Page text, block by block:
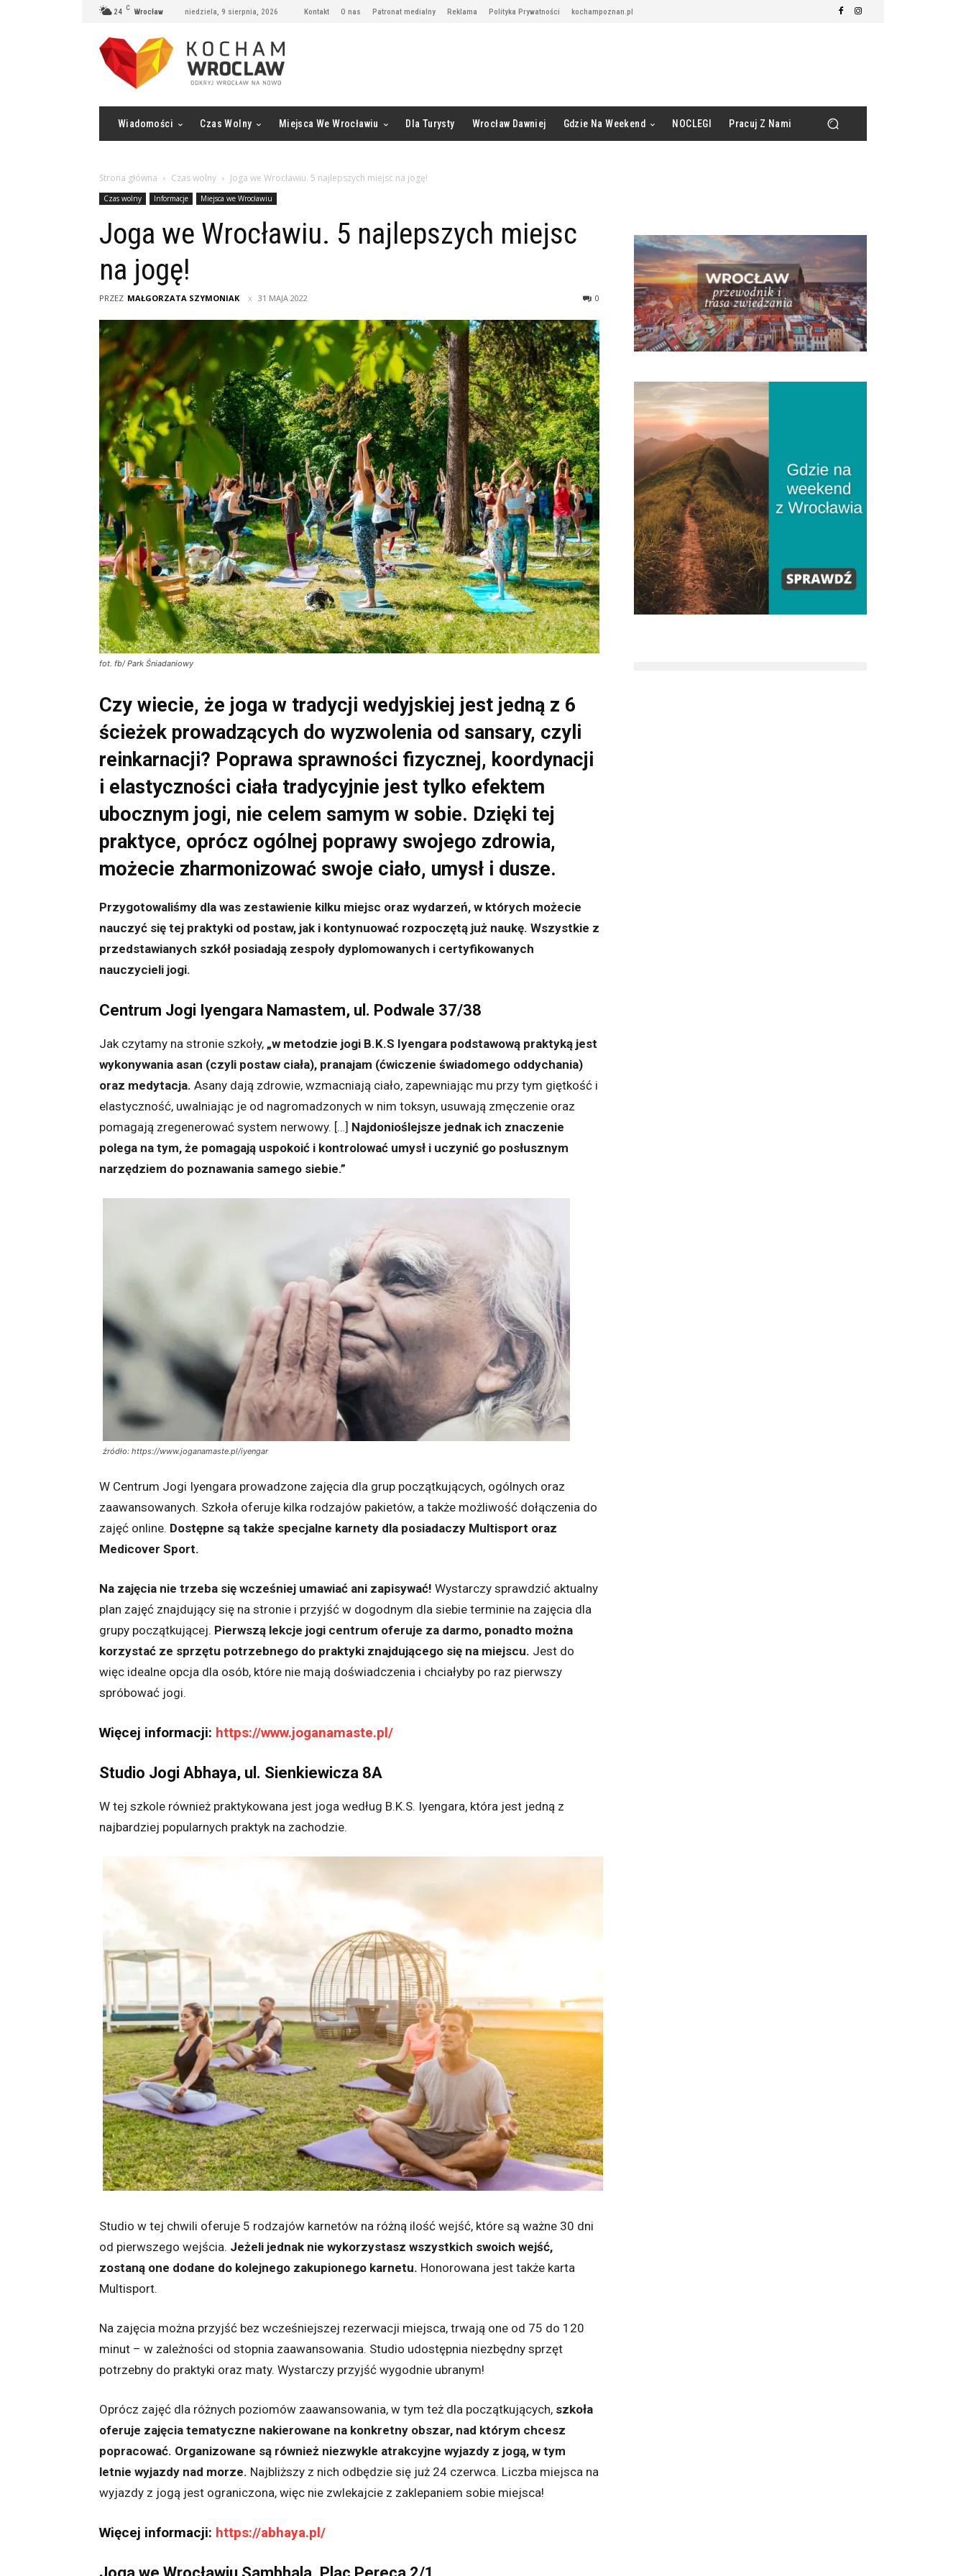
24 C Wrocław niedziela, 9 sierpnia, 2026 Kontakt O nas Patronat medialny Reklama Polityka Prywatności kochampoznan.pl
Wiadomości Czas Wolny Miejsca We Wrocławiu Dla Turysty Wrocław Dawniej Gdzie Na Weekend NOCLEGI Pracuj Z Nami
Strona główna Czas wolny Joga we Wrocławiu. 5 najlepszych miejsc na jogę!
Czas wolny Informacje Miejsca we Wrocławiu
Joga we Wrocławiu. 5 najlepszych miejsc
na jogę!
PRZEZ MAŁGORZATA SZYMONIAK 31 MAJA 2022 0
fot. fb/ Park Śniadaniowy
Czy wiecie, że joga w tradycji wedyjskiej jest jedną z 6
ścieżek prowadzących do wyzwolenia od sansary, czyli
reinkarnacji? Poprawa sprawności fizycznej, koordynacji
i elastyczności ciała tradycyjnie jest tylko efektem
ubocznym jogi, nie celem samym w sobie. Dzięki tej
praktyce, oprócz ogólnej poprawy swojego zdrowia,
możecie zharmonizować swoje ciało, umysł i dusze.
Przygotowaliśmy dla was zestawienie kilku miejsc oraz wydarzeń, w których możecie
nauczyć się tej praktyki od postaw, jak i kontynuować rozpoczętą już naukę. Wszystkie z
przedstawianych szkół posiadają zespoły dyplomowanych i certyfikowanych
nauczycieli jogi.
Centrum Jogi Iyengara Namastem, ul. Podwale 37/38
Jak czytamy na stronie szkoły, „w metodzie jogi B.K.S Iyengara podstawową praktyką jest
wykonywania asan (czyli postaw ciała), pranajam (ćwiczenie świadomego oddychania)
oraz medytacja. Asany dają zdrowie, wzmacniają ciało, zapewniając mu przy tym giętkość i
elastyczność, uwalniając je od nagromadzonych w nim toksyn, usuwają zmęczenie oraz
pomagają zregenerować system nerwowy. […] Najdonioślejsze jednak ich znaczenie
polega na tym, że pomagają uspokoić i kontrolować umysł i uczynić go posłusznym
narzędziem do poznawania samego siebie.”
źródło: https://www.joganamaste.pl/iyengar
W Centrum Jogi Iyengara prowadzone zajęcia dla grup początkujących, ogólnych oraz
zaawansowanych. Szkoła oferuje kilka rodzajów pakietów, a także możliwość dołączenia do
zajęć online. Dostępne są także specjalne karnety dla posiadaczy Multisport oraz
Medicover Sport.
Na zajęcia nie trzeba się wcześniej umawiać ani zapisywać! Wystarczy sprawdzić aktualny
plan zajęć znajdujący się na stronie i przyjść w dogodnym dla siebie terminie na zajęcia dla
grupy początkującej. Pierwszą lekcje jogi centrum oferuje za darmo, ponadto można
korzystać ze sprzętu potrzebnego do praktyki znajdującego się na miejscu. Jest do
więc idealne opcja dla osób, które nie mają doświadczenia i chciałyby po raz pierwszy
spróbować jogi.
Więcej informacji: https://www.joganamaste.pl/
Studio Jogi Abhaya, ul. Sienkiewicza 8A
W tej szkole również praktykowana jest joga według B.K.S. Iyengara, która jest jedną z
najbardziej popularnych praktyk na zachodzie.
Studio w tej chwili oferuje 5 rodzajów karnetów na różną ilość wejść, które są ważne 30 dni
od pierwszego wejścia. Jeżeli jednak nie wykorzystasz wszystkich swoich wejść,
zostaną one dodane do kolejnego zakupionego karnetu. Honorowana jest także karta
Multisport.
Na zajęcia można przyjść bez wcześniejszej rezerwacji miejsca, trwają one od 75 do 120
minut – w zależności od stopnia zaawansowania. Studio udostępnia niezbędny sprzęt
potrzebny do praktyki oraz maty. Wystarczy przyjść wygodnie ubranym!
Oprócz zajęć dla różnych poziomów zaawansowania, w tym też dla początkujących, szkoła
oferuje zajęcia tematyczne nakierowane na konkretny obszar, nad którym chcesz
popracować. Organizowane są również niezwykle atrakcyjne wyjazdy z jogą, w tym
letnie wyjazdy nad morze. Najbliższy z nich odbędzie się już 24 czerwca. Liczba miejsca na
wyjazdy z jogą jest ograniczona, więc nie zwlekajcie z zaklepaniem sobie miejsca!
Więcej informacji: https://abhaya.pl/